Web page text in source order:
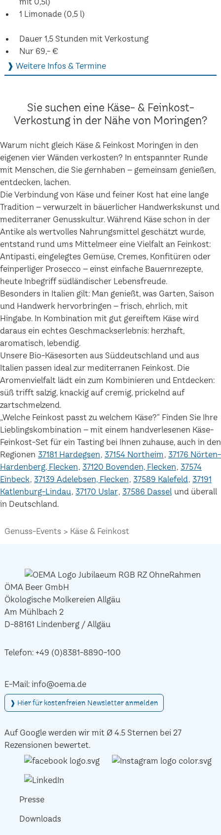
1 Limonade (0,5 l)
Dauer 1,5 Stunden mit Verkostung
Nur 69,- €
❱ Weitere Infos & Termine
Sie suchen eine Käse- & Feinkost-
Verkostung in der Nähe von Moringen?
Warum nicht gleich Käse & Feinkost Moringen in den
eigenen vier Wänden verkosten? In entspannter Runde
mit Menschen, die Sie gernhaben – gemeinsam genießen,
entdecken, lachen.
Die Verbindung von Käse und feiner Kost hat eine lange
Tradition – verwurzelt in bäuerlicher Handwerkskunst und
mediterraner Genusskultur. Während Käse schon in der
Antike als wertvolles Nahrungsmittel geschätzt wurde,
entstand rund ums Mittelmeer eine Vielfalt an Feinkost:
Antipasti, eingelegtes Gemüse, Cremes, Konfitüren oder
feinperliger Prosecco – einst einfache Bauernrezepte,
heute Inbegriff südländischer Lebensfreude.
Besonders in Italien gilt: Man genießt, was Garten, Saison
und Handwerk hervorbringen – frisch, ehrlich, mit
Hingabe. In Kombination mit gut gereiftem Käse wird
daraus ein echtes Geschmackserlebnis: herzhaft,
aromatisch, lebendig.
Unsere Bio-Käsesorten aus Süddeutschland und aus
Italien passen ideal zur mediterranen Feinkost. Die
Aromenvielfalt lädt ein zum Kombinieren und Entdecken:
süß trifft salzig, knackig auf cremig, prickelnd auf
zartschmelzend.
„Welche Feinkost passt zu welchem Käse?“ Finden Sie Ihre
Lieblingskombination – mit einem handverlesenen Käse-
Feinkost-Set für ein Tasting bei Ihnen zuhause, auch in den
Regionen 37181 Hardegsen 37154 Northeim 37176 Nörten-
Hardenberg, Flecken 37120 Bovenden, Flecken 37574
Einbeck 37139 Adelebsen, Flecken 37589 Kalefeld 37191
Katlenburg-Lindau 37170 Uslar 37586 Dassel und überall
in Deutschland.
Genuss-Events Käse & Feinkost
ÖMA Beer GmbH
Ökologische Molkereien Allgäu
Am Mühlbach 2
D-88161 Lindenberg / Allgäu
Telefon: +49 (0)8381-8890-100
E-Mail: info@oema.de
❱ Hier für kostenfreien Newsletter anmelden
Auf Google werden wir mit Ø 4.5 Sternen bei 27
Rezensionen bewertet.
Presse
Downloads